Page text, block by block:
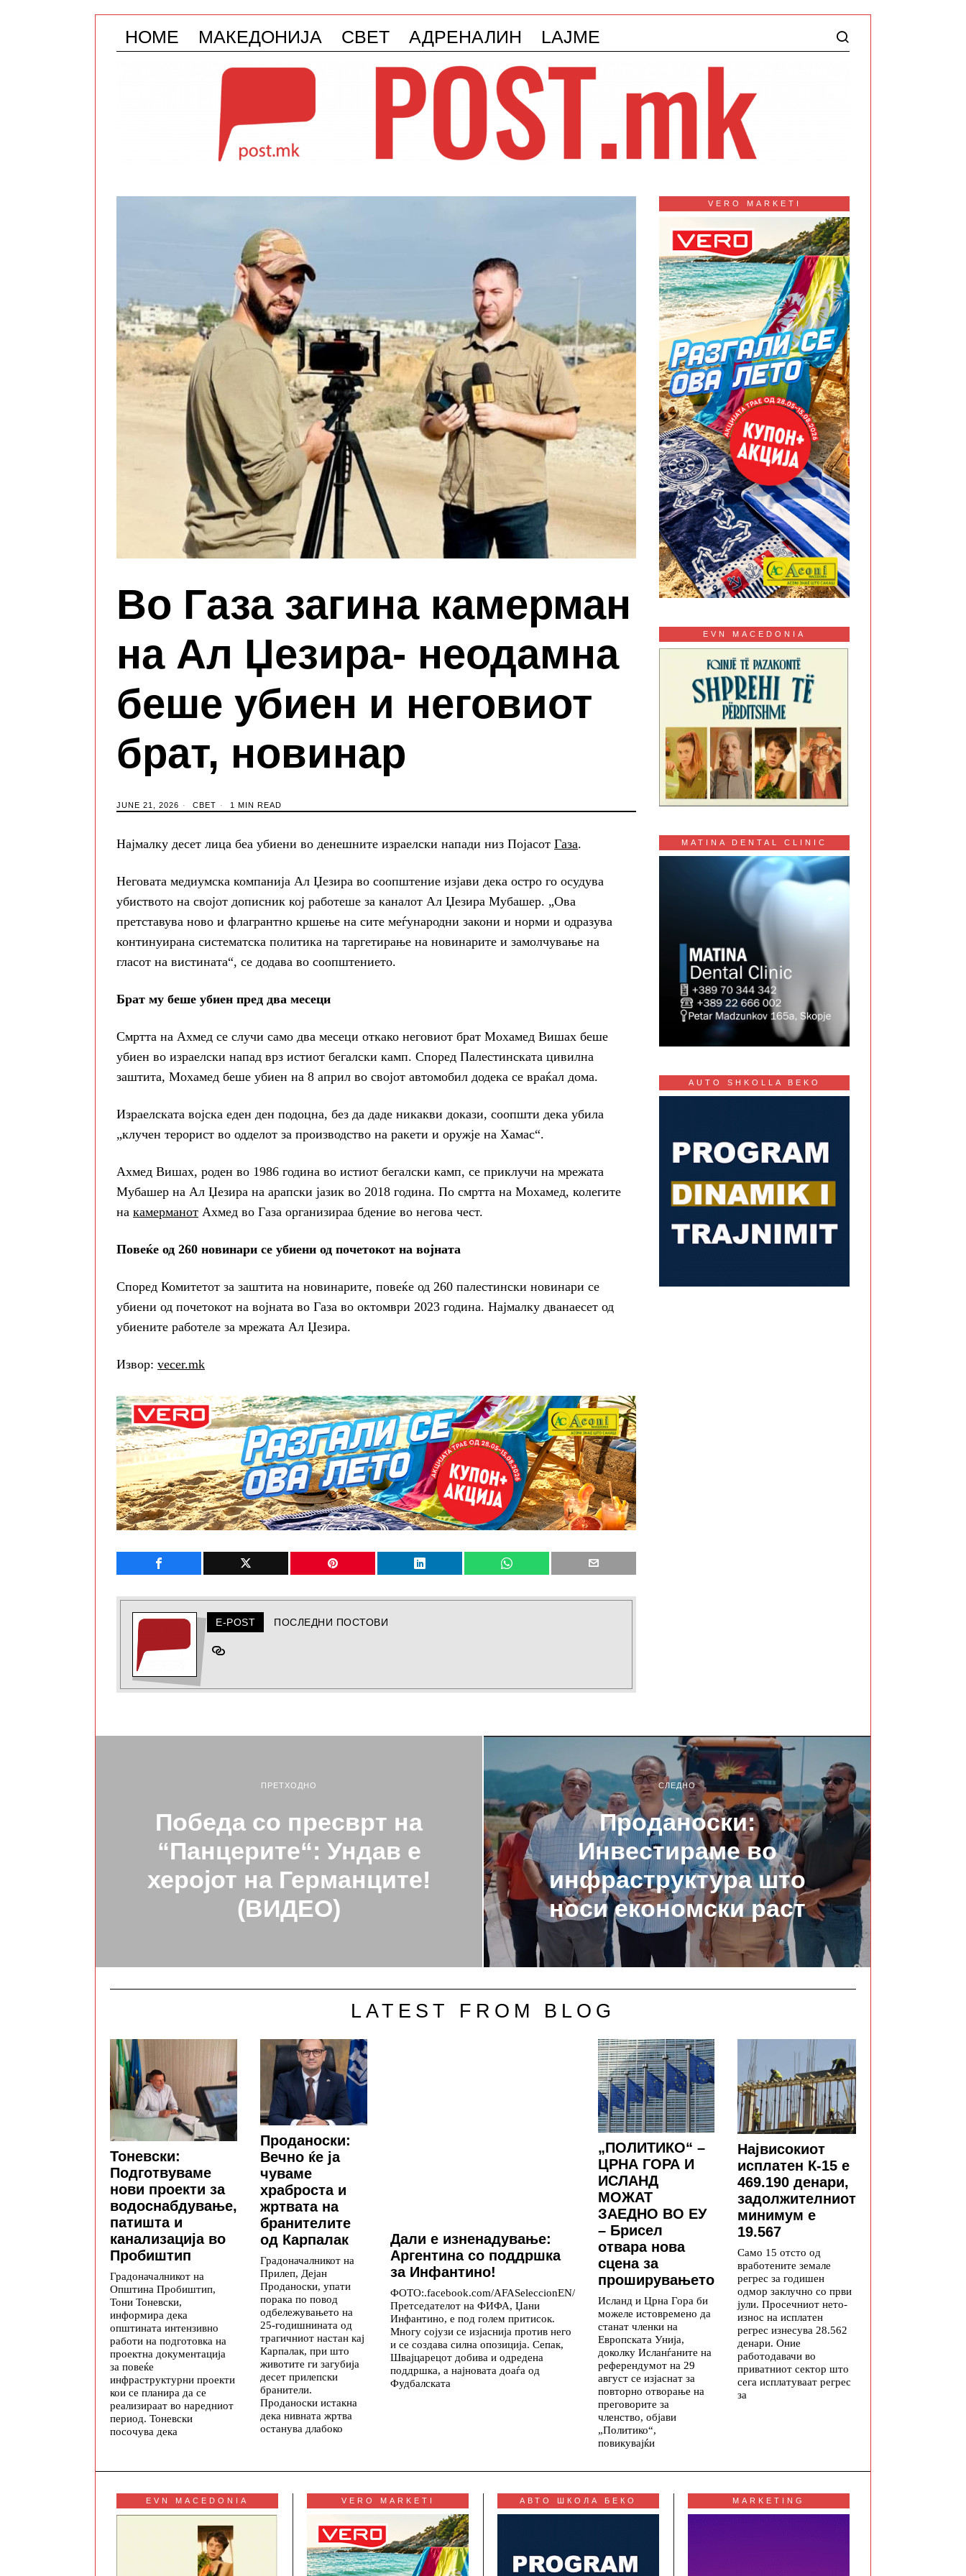
HOME МАКЕДОНИЈА СВЕТ АДРЕНАЛИН LAJME
Во Газа загина камерман
на Ал Џезира- неодамна
беше убиен и неговиот
брат, новинар
JUNE 21, 2026 СВЕТ 1 MIN READ
Најмалку десет лица беа убиени во денешните израелски напади низ Појасот Газа.
Неговата медиумска компанија Ал Џезира во соопштение изјави дека остро го осудува
убиството на својот дописник кој работеше за каналот Ал Џезира Мубашер. „Ова
претставува ново и флагрантно кршење на сите меѓународни закони и норми и одразува
континуирана систематска политика на таргетирање на новинарите и замолчување на
гласот на вистината“, се додава во соопштението.
Брат му беше убиен пред два месеци
Смртта на Ахмед се случи само два месеци откако неговиот брат Мохамед Вишах беше
убиен во израелски напад врз истиот бегалски камп. Според Палестинската цивилна
заштита, Мохамед беше убиен на 8 април во својот автомобил додека се враќал дома.
Израелската војска еден ден подоцна, без да даде никакви докази, соопшти дека убила
„клучен терорист во одделот за производство на ракети и оружје на Хамас“.
Ахмед Вишах, роден во 1986 година во истиот бегалски камп, се приклучи на мрежата
Мубашер на Ал Џезира на арапски јазик во 2018 година. По смртта на Мохамед, колегите
на камерманот Ахмед во Газа организираа бдение во негова чест.
Повеќе од 260 новинари се убиени од почетокот на војната
Според Комитетот за заштита на новинарите, повеќе од 260 палестински новинари се
убиени од почетокот на војната во Газа во октомври 2023 година. Најмалку дванаесет од
убиените работеле за мрежата Ал Џезира.
Извор: vecer.mk
E-POST ПОСЛЕДНИ ПОСТОВИ
VERO MARKETI
EVN MACEDONIA
MATINA DENTAL CLINIC
AUTO SHKOLLA BEKO
ПРЕТХОДНО
Победа со пресврт на
“Панцерите“: Ундав е
херојот на Германците!
(ВИДЕО)
СЛЕДНО
Проданоски:
Инвестираме во
инфраструктура што
носи економски раст
LATEST FROM BLOG
Тоневски:
Подготвуваме
нови проекти за
водоснабдување,
патишта и
канализација во
Пробиштип
Градоначалникот на
Општина Пробиштип,
Тони Тоневски,
информира дека
општината интензивно
работи на подготовка на
проектна документација
за повеќе
инфраструктурни проекти
кои се планира да се
реализираат во наредниот
период. Тоневски
посочува дека
Проданоски:
Вечно ќе ја
чуваме
храброста и
жртвата на
бранителите
од Карпалак
Градоначалникот на
Прилеп, Дејан
Проданоски, упати
порака по повод
одбележувањето на
25-годишнината од
трагичниот настан кај
Карпалак, при што
животите ги загубија
десет прилепски
бранители.
Проданоски истакна
дека нивната жртва
останува длабоко
Дали е изненадување:
Аргентина со поддршка
за Инфантино!
ФОТО:.facebook.com/AFASeleccionEN/
Претседателот на ФИФА, Џани
Инфантино, е под голем притисок.
Многу сојузи се изјаснија против него
и се создава силна опозиција. Сепак,
Швајцарецот добива и одредена
поддршка, а најновата доаѓа од
Фудбалската
„ПОЛИТИКО“ –
ЦРНА ГОРА И
ИСЛАНД
МОЖАТ
ЗАЕДНО ВО ЕУ
– Брисел
отвара нова
сцена за
проширувањето
Исланд и Црна Гора би
можеле истовремено да
станат членки на
Европската Унија,
доколку Исланѓаните на
референдумот на 29
август се изјаснат за
повторно отворање на
преговорите за
членство, објави
„Политико“,
повикувајќи
Највисокиот
исплатен К-15 е
469.190 денари,
задолжителниот
минимум е
19.567
Само 15 отсто од
вработените земале
регрес за годишен
одмор заклучно со први
јули. Просечниот нето-
износ на исплатен
регрес изнесува 28.562
денари. Оние
работодавачи во
приватниот сектор што
сега исплатуваат регрес
за
EVN MACEDONIA VERO MARKETI АВТО ШКОЛА БЕКО MARKETING